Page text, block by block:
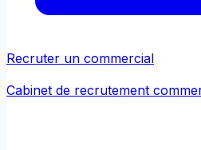
Recruter un commercial
Cabinet de recrutement